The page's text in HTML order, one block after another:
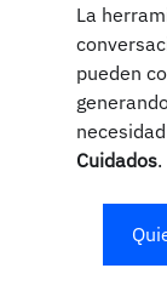
La
pueden
Cuidados.